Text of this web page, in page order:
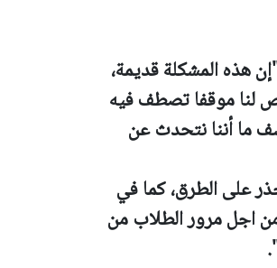
هذه المشكلة قديمة،
لنا موقفا تصطف فيه
ما أننا نتحدث عن
على الطرق، كما في
اجل مرور الطلاب من